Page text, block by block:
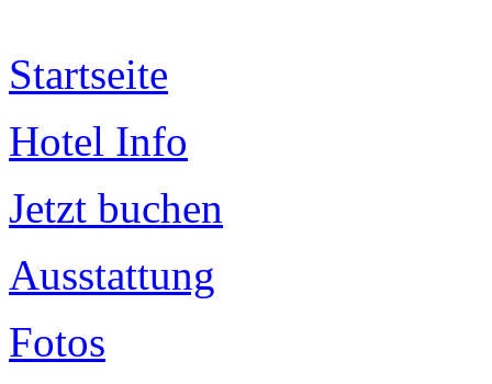
Startseite
Hotel Info
Jetzt buchen
Ausstattung
Fotos